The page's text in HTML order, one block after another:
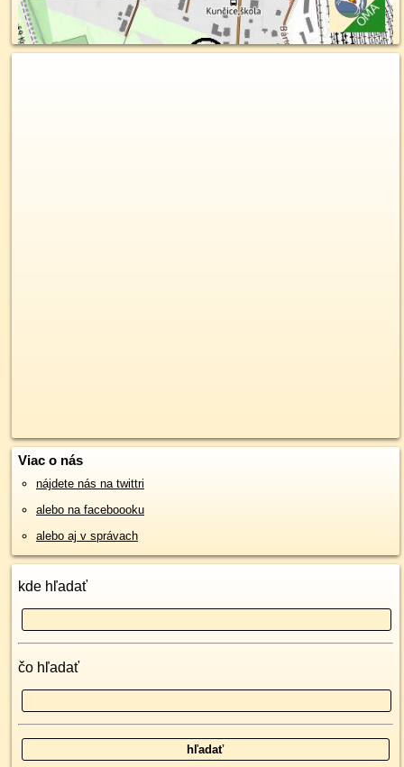
Viac o nás
nájdete nás na twittri
alebo na faceboooku
alebo aj v správach
kde hľadať
čo hľadať